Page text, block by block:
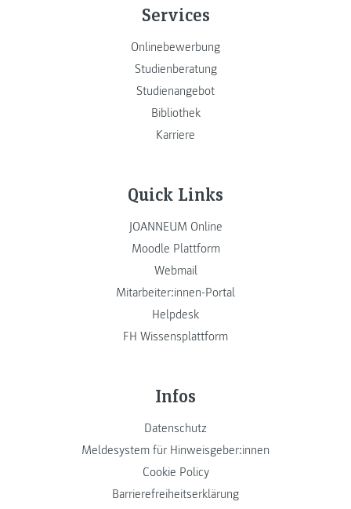
Services
Onlinebewerbung
Studienberatung
Studienangebot
Bibliothek
Karriere
Quick Links
JOANNEUM Online
Moodle Plattform
Webmail
Mitarbeiter:innen-Portal
Helpdesk
FH Wissensplattform
Infos
Datenschutz
Meldesystem für Hinweisgeber:innen
Cookie Policy
Barrierefreiheitserklärung